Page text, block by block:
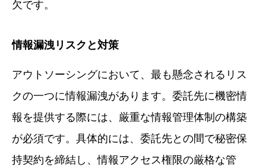
欠です。
情報漏洩リスクと対策
アウトソーシングにおいて、最も懸念されるリス
クの一つに情報漏洩があります。委託先に機密情
報を提供する際には、厳重な情報管理体制の構築
が必須です。具体的には、委託先との間で秘密保
持契約を締結し、情報アクセス権限の厳格な管